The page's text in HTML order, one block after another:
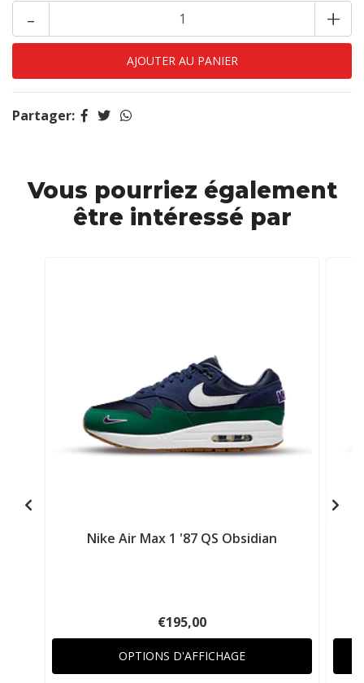
+
-
Partager:
Vous pourriez également
être intéressé par
Nike Air Max 1 '87 QS Obsidian
€195,00
OPTIONS D'AFFICHAGE